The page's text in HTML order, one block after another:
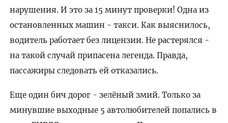
нарушения. И это за 15 минут проверки! Одна из
остановленных машин - такси. Как выяснилось,
водитель работает без лицензии. Не растерялся -
на такой случай припасена легенда. Правда,
пассажиры следовать ей отказались.
Еще один бич дорог - зелёный змий. Только за
минувшие выходные 5 автолюбителей попались в